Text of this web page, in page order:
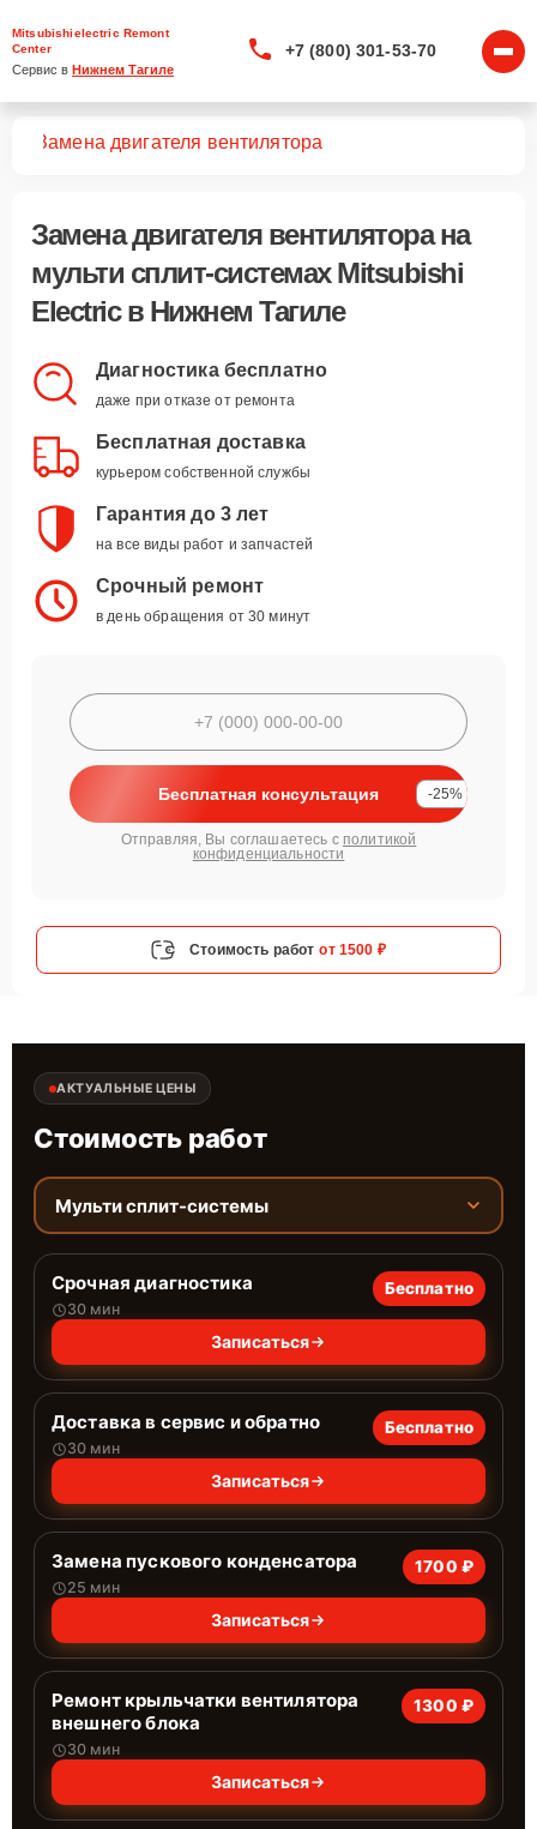
Mitsubishielectric Remont
Center
Сервис в Нижнем Тагиле
+7 (800) 301-53-70
Замена двигателя вентилятора
Замена двигателя вентиляторана
мульти сплит-системах Mitsubishi
Electric в Нижнем Тагиле
Диагностика бесплатно
даже при отказе от ремонта
Бесплатная доставка
курьером собственной службы
Гарантия до 3 лет
на все виды работ и запчастей
Срочный ремонт
в день обращения от 30 минут
Бесплатная консультация -25%
Отправляя, Вы соглашаетесь с политикой
конфиденциальности
Стоимость работ от 1500 ₽
АКТУАЛЬНЫЕ ЦЕНЫ
Стоимость работ
Мульти сплит-системы
Срочная диагностика
30 мин
Бесплатно
Записаться
Доставка в сервис и обратно
30 мин
Бесплатно
Записаться
Замена пускового конденсатора
25 мин
1700 ₽
Записаться
Ремонт крыльчатки вентилятора
внешнего блока
30 мин
1300 ₽
Записаться